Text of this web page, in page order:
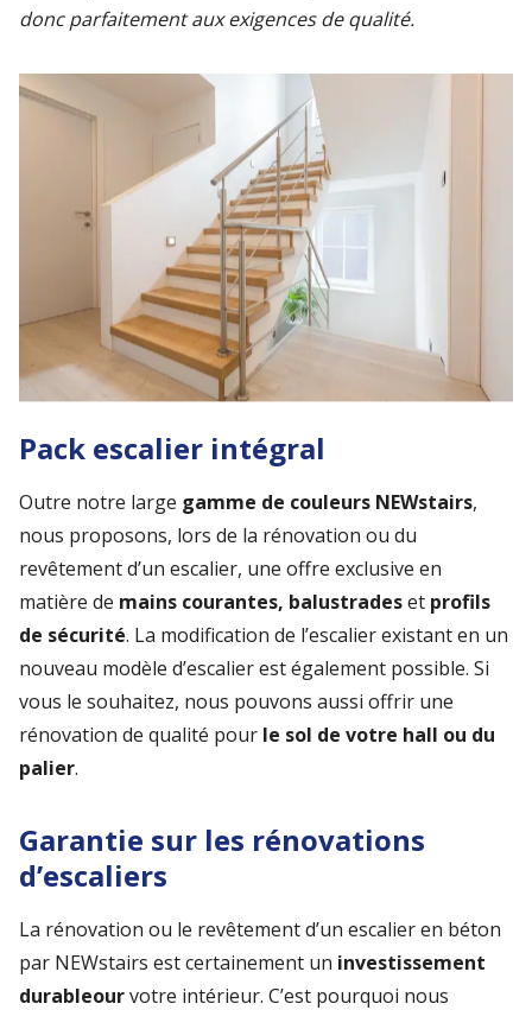
donc parfaitement aux exigences de qualité.
Pack escalier intégral
Outre notre large gamme de couleurs NEWstairs,
nous proposons, lors de la rénovation ou du
revêtement d’un escalier, une offre exclusive en
matière de mains courantes, balustradeset profils
de sécurité. La modification de l’escalier existant en un
nouveau modèle d’escalier est également possible. Si
vous le souhaitez, nous pouvons aussi offrir une
rénovation de qualité pour le sol de votre hall ou du
palier.
Garantie sur les rénovations
d’escaliers
La rénovation ou le revêtement d’un escalier en béton
par NEWstairs est certainement un investissement
durableourvotre intérieur. C’est pourquoi nous